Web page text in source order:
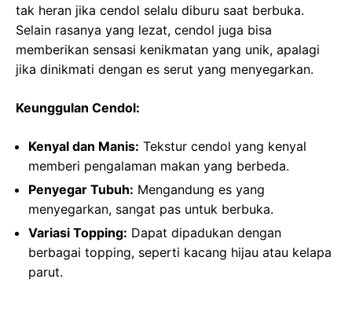
tak heran jika cendol selalu diburu saat berbuka.
Selain rasanya yang lezat, cendol juga bisa
memberikan sensasi kenikmatan yang unik, apalagi
jika dinikmati dengan es serut yang menyegarkan.
Keunggulan Cendol:
Kenyal dan Manis: Tekstur cendol yang kenyal
memberi pengalaman makan yang berbeda.
Penyegar Tubuh: Mengandung es yang
menyegarkan, sangat pas untuk berbuka.
Variasi Topping: Dapat dipadukan dengan
berbagai topping, seperti kacang hijau atau kelapa
parut.